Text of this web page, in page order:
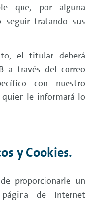
que, por alguna
seguir tratando sus
el titular deberá
a través del correo
con nuestro
le informará lo
y Cookies.
proporcionarle un
de Internet